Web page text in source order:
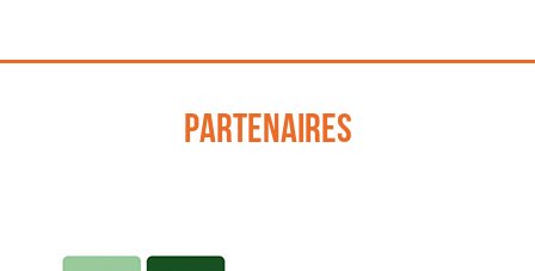
Partenaires